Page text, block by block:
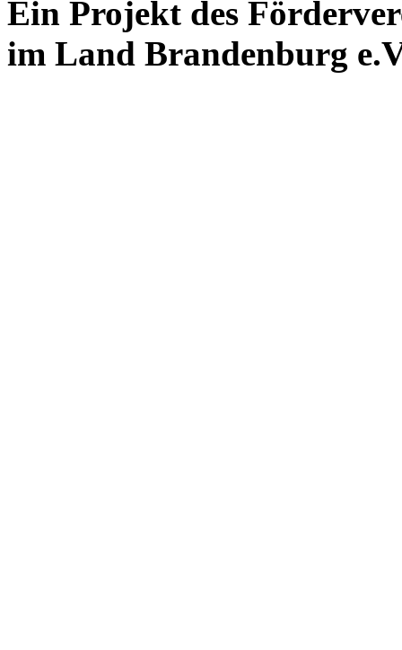
Ein Projekt des
im Land Brandenburg